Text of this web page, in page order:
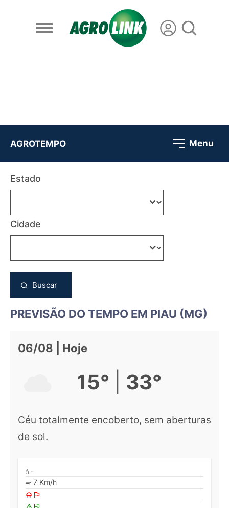
AGROTEMPO Menu
Estado
Cidade
Buscar
PREVISÃO DO TEMPO EM PIAU (MG)
06/08 | Hoje
15° 33°
Céu totalmente encoberto, sem aberturas
de sol.
-
7 Km/h